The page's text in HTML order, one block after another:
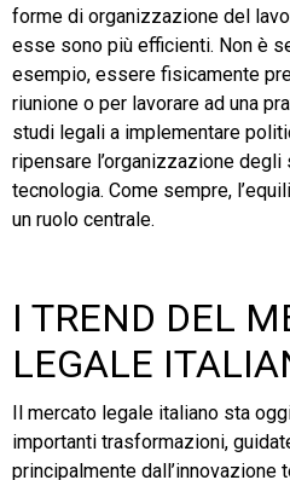
forme di organizzazione del
esse sono più efficienti. Non è
esempio, essere fisicamente
riunione o per lavorare ad una
studi legali a implementare
ripensare l’organizzazione degli
tecnologia. Come sempre,
un ruolo centrale.
I TREND DEL
LEGALE
Il mercato legale italiano sta
importanti trasformazioni,
principalmente dall’innovazione